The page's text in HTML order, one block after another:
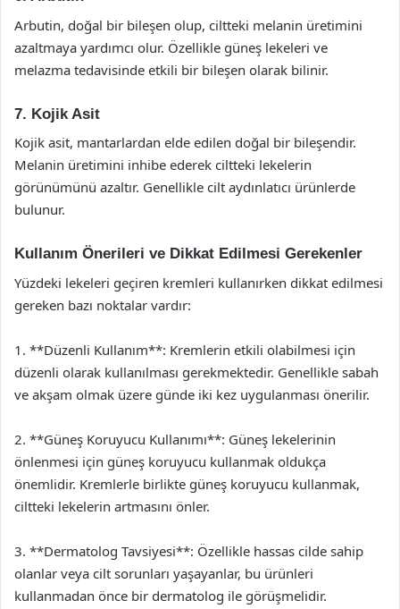
Arbutin, doğal bir bileşen olup, ciltteki melanin üretimini
azaltmaya yardımcı olur. Özellikle güneş lekeleri ve
melazma tedavisinde etkili bir bileşen olarak bilinir.
7. Kojik Asit
Kojik asit, mantarlardan elde edilen doğal bir bileşendir.
Melanin üretimini inhibe ederek ciltteki lekelerin
görünümünü azaltır. Genellikle cilt aydınlatıcı ürünlerde
bulunur.
Kullanım Önerileri ve Dikkat Edilmesi Gerekenler
Yüzdeki lekeleri geçiren kremleri kullanırken dikkat edilmesi
gereken bazı noktalar vardır:
1. **Düzenli Kullanım**: Kremlerin etkili olabilmesi için
düzenli olarak kullanılması gerekmektedir. Genellikle sabah
ve akşam olmak üzere günde iki kez uygulanması önerilir.
2. **Güneş Koruyucu Kullanımı**: Güneş lekelerinin
önlenmesi için güneş koruyucu kullanmak oldukça
önemlidir. Kremlerle birlikte güneş koruyucu kullanmak,
ciltteki lekelerin artmasını önler.
3. **Dermatolog Tavsiyesi**: Özellikle hassas cilde sahip
olanlar veya cilt sorunları yaşayanlar, bu ürünleri
kullanmadan önce bir dermatolog ile görüşmelidir.